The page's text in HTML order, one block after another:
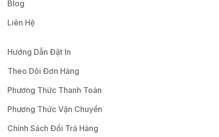
Blog
Liên Hệ
Hướng Dẫn Đặt In
Theo Dõi Đơn Hàng
Phương Thức Thanh Toán
Phương Thức Vận Chuyển
Chính Sách Đổi Trả Hàng